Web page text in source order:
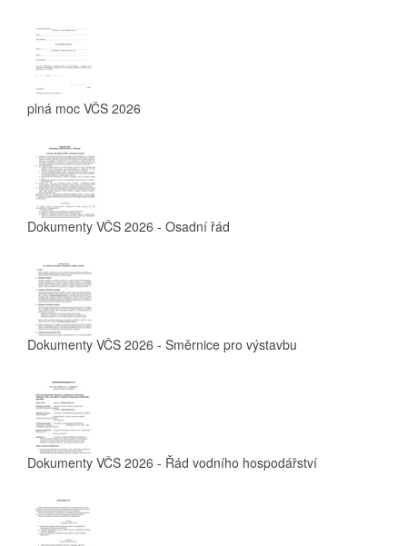
plná moc VČS 2026
Dokumenty VČS 2026 - Osadní řád
Dokumenty VČS 2026 - Směrnice pro výstavbu
Dokumenty VČS 2026 - Řád vodního hospodářství